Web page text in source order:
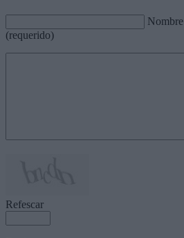
Nombre
(requerido)
Refescar